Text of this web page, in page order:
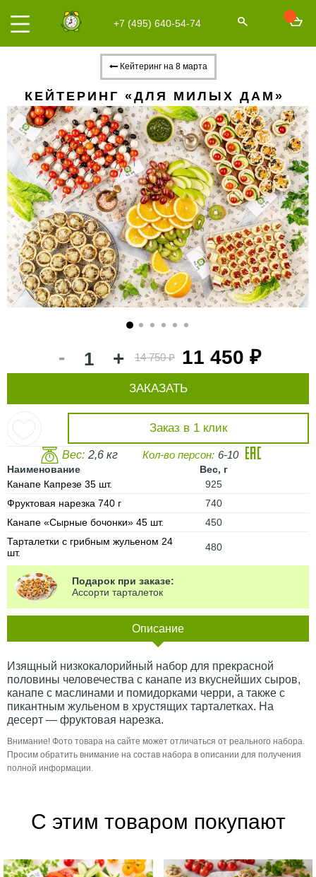
+7 (495) 640-54-74
Кейтеринг на 8 марта
КЕЙТЕРИНГ «ДЛЯ МИЛЫХ ДАМ»
- + 14 750 ₽ 11 450 ₽
Заказ в 1 клик
ЗАКАЗАТЬ
Вес: 2,6 кг Кол-во персон: 6-10
Наименование
Вес, г
Канапе Капрезе 35 шт.
925
Фруктовая нарезка 740 г
740
Канапе «Сырные бочонки» 45 шт.
450
Тарталетки с грибным жульеном 24
шт.
480
Подарок при заказе:
Ассорти тарталеток
Описание
Изящный низкокалорийный набор для прекрасной
половины человечества с канапе из вкуснейших сыров,
канапе с маслинами и помидорками черри, а также с
пикантным жульеном в хрустящих тарталетках. На
десерт — фруктовая нарезка.
Внимание! Фото товара на сайте может отличаться от реального набора.
Просим обратить внимание на состав набора в описании для получения
полной информации.
С этим товаром покупают